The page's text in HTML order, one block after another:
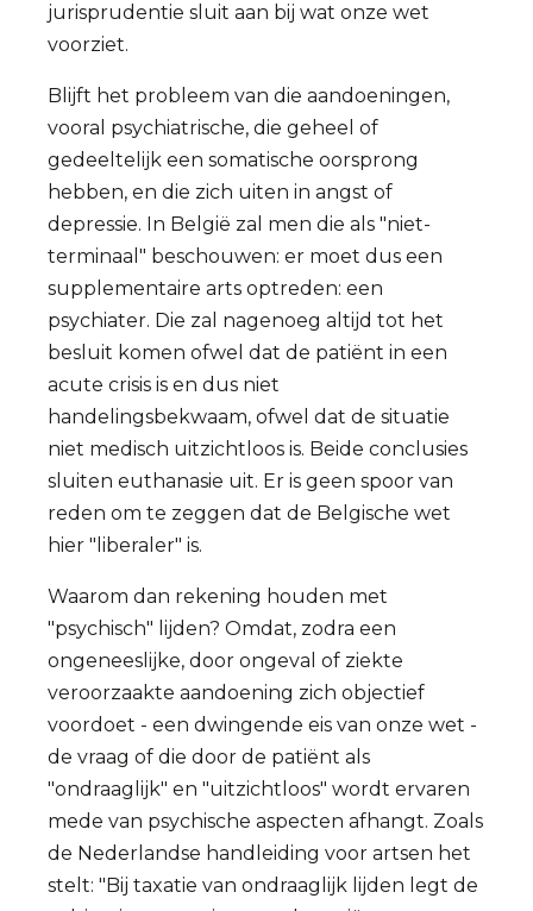
jurisprudentie sluit aan bij wat onze wet
voorziet.
Blijft het probleem van die aandoeningen,
vooral psychiatrische, die geheel of
gedeeltelijk een somatische oorsprong
hebben, en die zich uiten in angst of
depressie. In België zal men die als "niet-
terminaal" beschouwen: er moet dus een
supplementaire arts optreden: een
psychiater. Die zal nagenoeg altijd tot het
besluit komen ofwel dat de patiënt in een
acute crisis is en dus niet
handelingsbekwaam, ofwel dat de situatie
niet medisch uitzichtloos is. Beide conclusies
sluiten euthanasie uit. Er is geen spoor van
reden om te zeggen dat de Belgische wet
hier "liberaler" is.
Waarom dan rekening houden met
"psychisch" lijden? Omdat, zodra een
ongeneeslijke, door ongeval of ziekte
veroorzaakte aandoening zich objectief
voordoet - een dwingende eis van onze wet -
de vraag of die door de patiënt als
"ondraaglijk" en "uitzichtloos" wordt ervaren
mede van psychische aspecten afhangt. Zoals
de Nederlandse handleiding voor artsen het
stelt: "Bij taxatie van ondraaglijk lijden legt de